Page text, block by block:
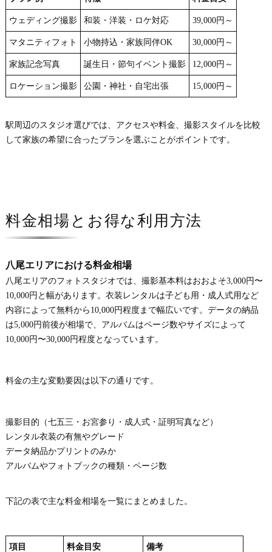
ウェディング撮影 和装・洋装・ロケ対応 39,000円～
マタニティフォト 小物持込・家族同伴OK 30,000円～
家族記念写真 誕生日・節句イベント撮影 12,000円～
ロケーション撮影 公園・神社・自宅出張 15,000円～
駅周辺のスタジオ選びでは、アクセスや料金、撮影スタイルを比較
して家族の希望に合ったプランを選ぶことがポイントです。
料金相場とお得な利用方法
八尾エリアにおける料金相場
八尾エリアのフォトスタジオでは、撮影基本料はおおよそ3,000円〜
10,000円と幅があります。衣装レンタルは子ども用・成人式用など
内容によって無料から10,000円程度まで幅広いです。データの納品
は5,000円前後が相場で、アルバムはページ数やサイズによって
10,000円〜30,000円程度となっています。
料金の主な変動要因は以下の通りです。
撮影目的（七五三・お宮参り・成人式・証明写真など）
レンタル衣装の有無やグレード
データ納品かプリントのみか
アルバムやフォトブックの種類・ページ数
下記の表で主な料金相場を一覧にまとめました。
項目 料金目安 備考